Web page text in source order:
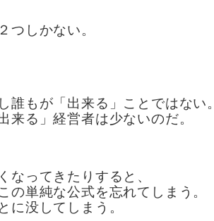
つしかない。
もが「出来る」ことではない。
来る」経営者は少ないのだ。
ってきたりすると、
単純な公式を忘れてしまう。
に没してしまう。